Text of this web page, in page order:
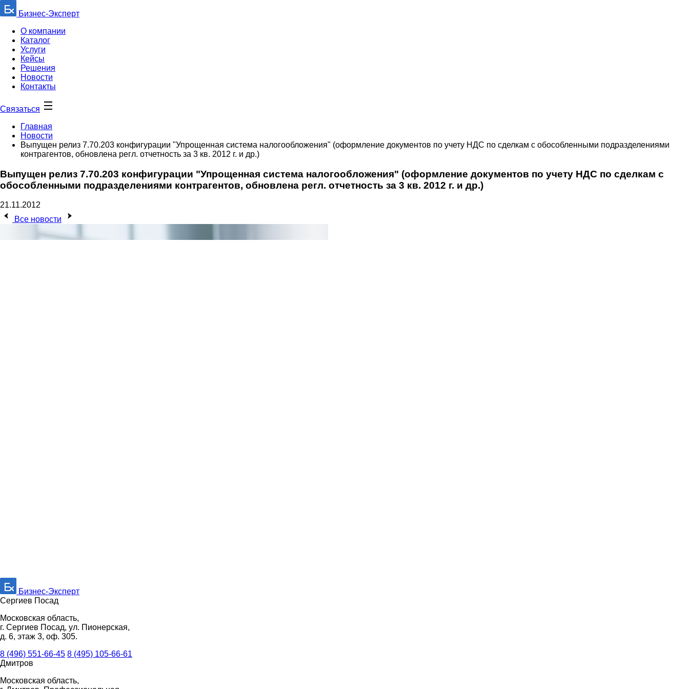
Бизнес-Эксперт
О компании
Каталог
Услуги
Кейсы
Решения
Новости
Контакты
Связаться
Главная
Новости
Выпущен релиз 7.70.203 конфигурации "Упрощенная система налогообложения" (оформление документов по учету НДС по сделкам с обособленными подразделениями
контрагентов, обновлена регл. отчетность за 3 кв. 2012 г. и др.)
Выпущен релиз 7.70.203 конфигурации "Упрощенная система налогообложения" (оформление документов по учету НДС по сделкам с
обособленными подразделениями контрагентов, обновлена регл. отчетность за 3 кв. 2012 г. и др.)
21.11.2012
Все новости
Бизнес-Эксперт
Сергиев Посад
Московская область,
г. Сергиев Посад, ул. Пионерская,
д. 6, этаж 3, оф. 305.
8 (496) 551-66-45 8 (495) 105-66-61
Дмитров
Московская область,